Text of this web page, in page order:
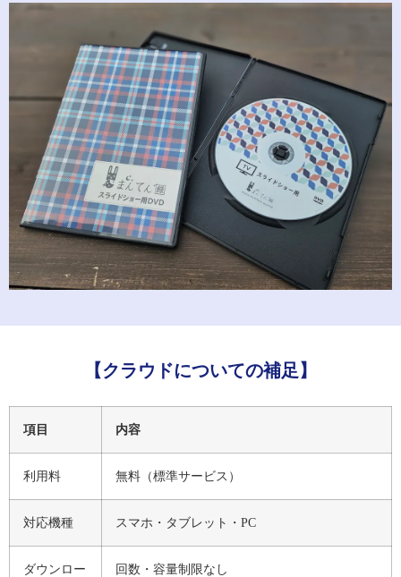
【クラウドについての補足】
項目 内容
利用料 無料（標準サービス）
対応機種 スマホ・タブレット・PC
ダウンロー
回数・容量制限なし